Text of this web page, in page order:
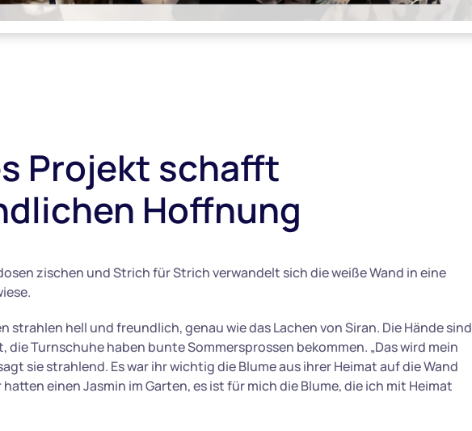
Projekt schafft
Hoffnung
zischen und Strich für Strich verwandelt sich die weiße Wand in eine
strahlen hell und freundlich, genau wie das Lachen von Siran. Die Hände sind
die Turnschuhe haben bunte Sommersprossen bekommen. „Das wird mein
sie strahlend. Es war ihr wichtig die Blume aus ihrer Heimat auf die Wand
hatten einen Jasmin im Garten, es ist für mich die Blume, die ich mit Heimat